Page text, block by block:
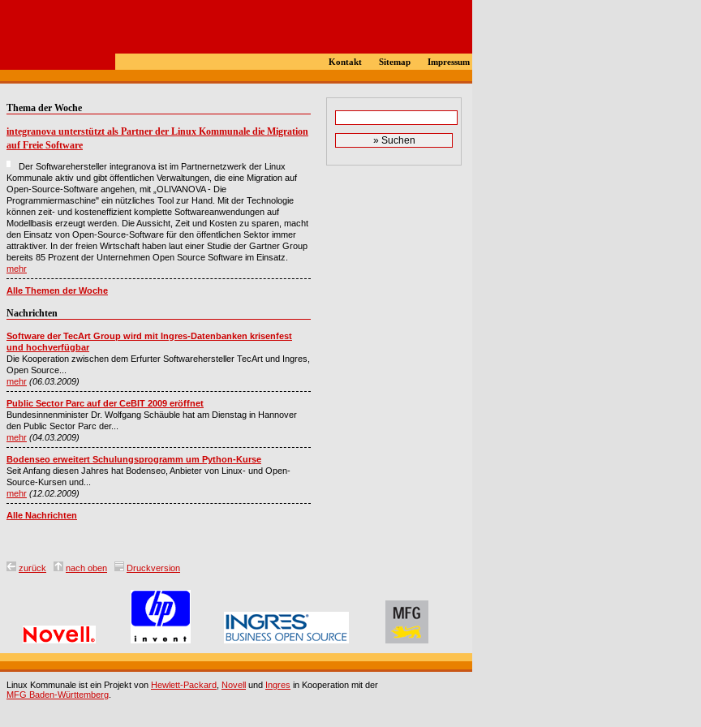
Kontakt Sitemap Impressum
Thema der Woche
integranova unterstützt als Partner der Linux Kommunale die Migration
auf Freie Software
Der Softwarehersteller integranova ist im Partnernetzwerk der Linux
Kommunale aktiv und gibt öffentlichen Verwaltungen, die eine Migration auf
Open-Source-Software angehen, mit „OLIVANOVA - Die
Programmiermaschine" ein nützliches Tool zur Hand. Mit der Technologie
können zeit- und kosteneffizient komplette Softwareanwendungen auf
Modellbasis erzeugt werden. Die Aussicht, Zeit und Kosten zu sparen, macht
den Einsatz von Open-Source-Software für den öffentlichen Sektor immer
attraktiver. In der freien Wirtschaft haben laut einer Studie der Gartner Group
bereits 85 Prozent der Unternehmen Open Source Software im Einsatz.
mehr
Alle Themen der Woche
Nachrichten
Software der TecArt Group wird mit Ingres-Datenbanken krisenfest
und hochverfügbar
Die Kooperation zwischen dem Erfurter Softwarehersteller TecArt und Ingres,
Open Source...
mehr (06.03.2009)
Public Sector Parc auf der CeBIT 2009 eröffnet
Bundesinnenminister Dr. Wolfgang Schäuble hat am Dienstag in Hannover
den Public Sector Parc der...
mehr (04.03.2009)
Bodenseo erweitert Schulungsprogramm um Python-Kurse
Seit Anfang diesen Jahres hat Bodenseo, Anbieter von Linux- und Open-
Source-Kursen und...
mehr (12.02.2009)
Alle Nachrichten
zurück nach oben Druckversion
Linux Kommunale ist ein Projekt von Hewlett-Packard Novell und Ingres in Kooperation mit der
MFG Baden-Württemberg